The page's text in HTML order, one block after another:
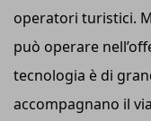
operatori turistici.
può operare
tecnologia è di
accompagnano il